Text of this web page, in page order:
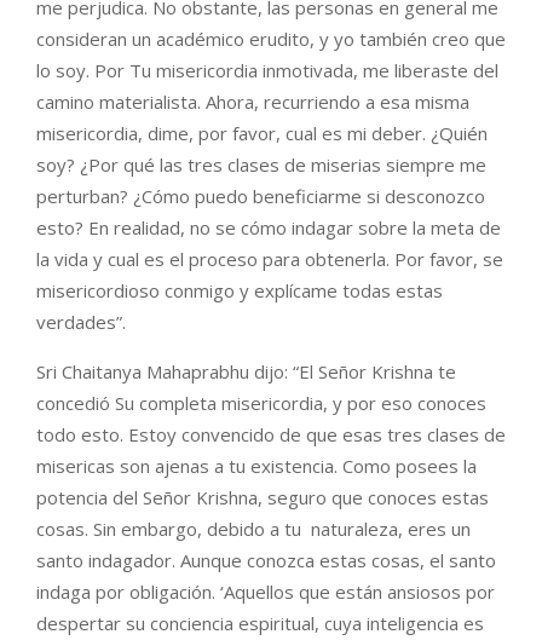
me perjudica. No obstante, las personas en general me
consideran un académico erudito, y yo también creo que
lo soy. Por Tu misericordia inmotivada, me liberaste del
camino materialista. Ahora, recurriendo a esa misma
misericordia, dime, por favor, cual es mi deber. ¿Quién
soy? ¿Por qué las tres clases de miserias siempre me
perturban? ¿Cómo puedo beneficiarme si desconozco
esto? En realidad, no se cómo indagar sobre la meta de
la vida y cual es el proceso para obtenerla. Por favor, se
misericordioso conmigo y explícame todas estas
verdades”.
Sri Chaitanya Mahaprabhu dijo: “El Señor Krishna te
concedió Su completa misericordia, y por eso conoces
todo esto. Estoy convencido de que esas tres clases de
misericas son ajenas a tu existencia. Como posees la
potencia del Señor Krishna, seguro que conoces estas
cosas. Sin embargo, debido a tu naturaleza, eres un
santo indagador. Aunque conozca estas cosas, el santo
indaga por obligación. ‘Aquellos que están ansiosos por
despertar su conciencia espiritual, cuya inteligencia es